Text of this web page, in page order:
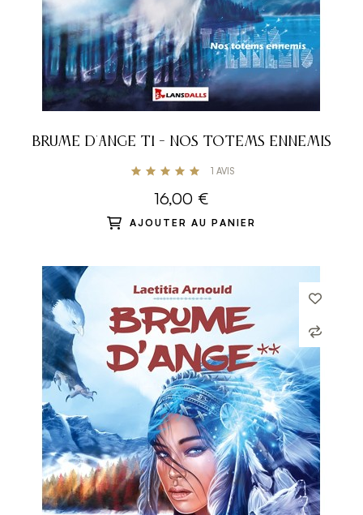
BRUME D'ANGE T1 - NOS TOTEMS ENNEMIS
1 AVIS
16,00 €
AJOUTER AU PANIER